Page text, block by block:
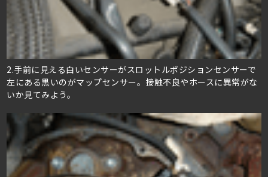
2.手前に見える白いセンサーがスロットルポジションセンサーで
左にある黒いのがマップセンサー。接触不良やホースに異常がな
いか見てみよう。